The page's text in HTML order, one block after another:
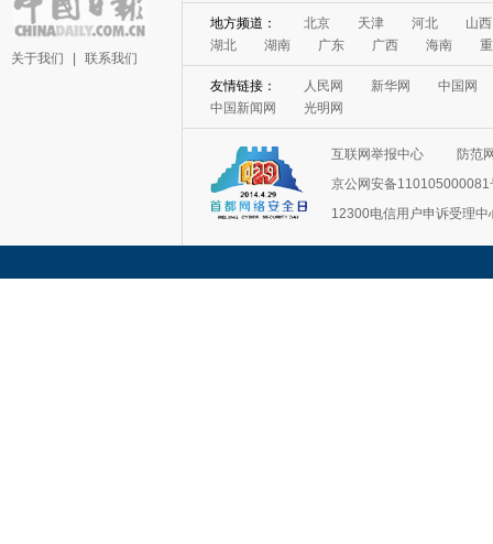
关于我们 联系我们
地方频道： 北京 天津 河北
山西
湖北
湖南 广东 广西 海南
友情链接： 人民网 新华网
中国网
中国新闻网
光明网
互联网举报中心
防范
京公网安备110105000081
12300电信用户申诉受理中